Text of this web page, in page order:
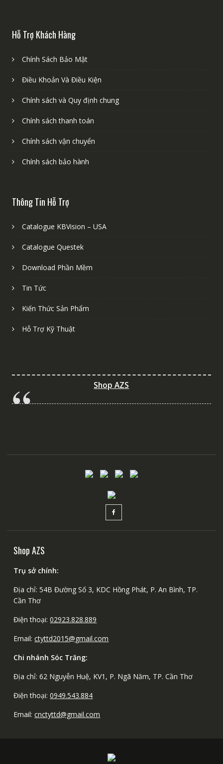
Hỗ Trợ Khách Hàng
Chính Sách Bảo Mật
Điều Khoản Và Điều Kiện
Chính sách và Quy định chung
Chính sách thanh toán
Chính sách vận chuyển
Chính sách bảo hành
Thông Tin Hỗ Trợ
Catalogue KBVision – USA
Catalogue Questek
Download Phần Mềm
Tin Tức
Kiến Thức Sản Phẩm
Hỗ Trợ Kỹ Thuật
Shop AZS
Shop AZS
Trụ sở chính:
Địa chỉ: 54B Đường Số 3, KDC Hồng Phát, P. An Bình, TP.
Cần Thơ
Điện thoại:02923.828.889
Email:ctyttd2015@gmail.com
Chi nhánh Sóc Trăng:
Địa chỉ: 62 Nguyễn Huệ, KV1, P. Ngã Năm, TP. Cần Thơ
Điện thoại:0949.543.884
Email:cnctyttd@gmail.com